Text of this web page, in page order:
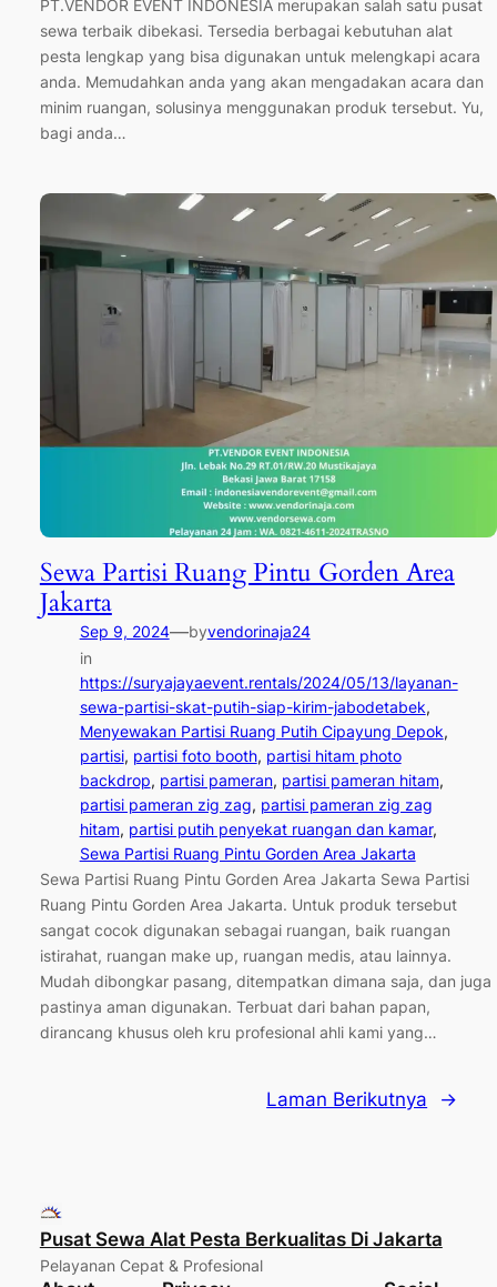
PT.VENDOR EVENT INDONESIA merupakan salah satu pusat
sewa terbaik dibekasi. Tersedia berbagai kebutuhan alat
pesta lengkap yang bisa digunakan untuk melengkapi acara
anda. Memudahkan anda yang akan mengadakan acara dan
minim ruangan, solusinya menggunakan produk tersebut. Yu,
bagi anda…
Sewa Partisi Ruang Pintu Gorden Area
Jakarta
Sep 9, 2024—byvendorinaja24
in
https://suryajayaevent.rentals/2024/05/13/layanan-
sewa-partisi-skat-putih-siap-kirim-jabodetabek
Menyewakan Partisi Ruang Putih Cipayung Depok
partisi, partisi foto booth, partisi hitam photo
backdrop, partisi pameran, partisi pameran hitam
partisi pameran zig zag, partisi pameran zig zag
hitam, partisi putih penyekat ruangan dan kamar
Sewa Partisi Ruang Pintu Gorden Area Jakarta
Sewa Partisi Ruang Pintu Gorden Area Jakarta Sewa Partisi
Ruang Pintu Gorden Area Jakarta. Untuk produk tersebut
sangat cocok digunakan sebagai ruangan, baik ruangan
istirahat, ruangan make up, ruangan medis, atau lainnya.
Mudah dibongkar pasang, ditempatkan dimana saja, dan juga
pastinya aman digunakan. Terbuat dari bahan papan,
dirancang khusus oleh kru profesional ahli kami yang…
Laman Berikutnya →
Pusat Sewa Alat Pesta Berkualitas Di Jakarta
Pelayanan Cepat & Profesional